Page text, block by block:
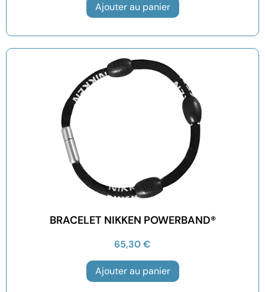
Ajouter au panier
BRACELET NIKKEN POWERBAND®
65,30€
Ajouter au panier